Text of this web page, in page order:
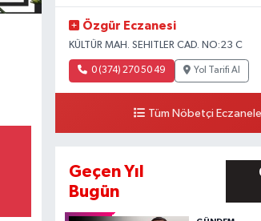
Özgür Eczanesi
KÜLTÜR MAH. SEHITLER CAD. NO:23 C
0 (374) 270 50 49 Yol Tarifi Al
Tüm Nöbetçi
Geçen Yıl
Bugün